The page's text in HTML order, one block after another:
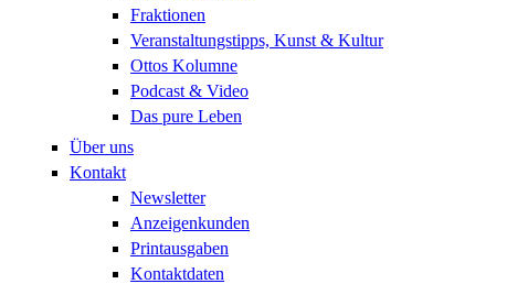
Fraktionen
Veranstaltungstipps, Kunst & Kultur
Ottos Kolumne
Podcast & Video
Das pure Leben
Über uns
Kontakt
Newsletter
Anzeigenkunden
Printausgaben
Kontaktdaten